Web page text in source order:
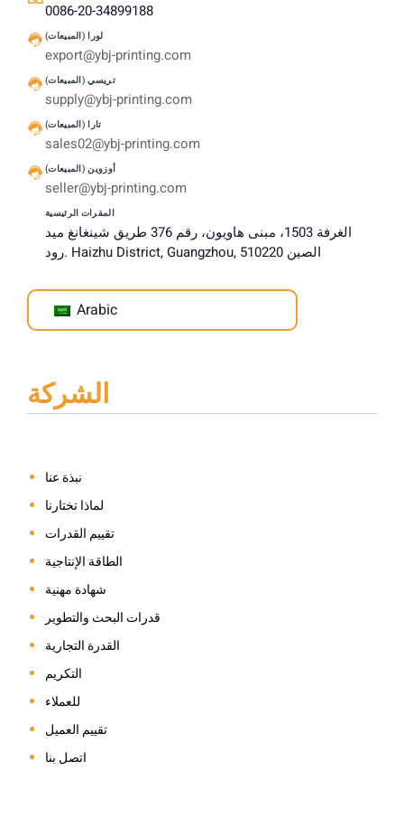
0086-20-34899188
لورا (المبيعات)
export@ybj-printing.com
تريسي (المبيعات)
supply@ybj-printing.com
تارا (المبيعات)
sales02@ybj-printing.com
أوزوين (المبيعات)
seller@ybj-printing.com
المقرات الرئيسية
الغرفة 1503، مبنى هاويون، رقم 376 طريق شينغانغ ميد
رود. Haizhu District, Guangzhou, الصين 510220
Arabic
الشركة
نبذة عنا
لماذا تختارنا
تقييم القدرات
الطاقة الإنتاجية
شهادة مهنية
قدرات البحث والتطوير
القدرة التجارية
التكريم
للعملاء
تقييم العميل
اتصل بنا